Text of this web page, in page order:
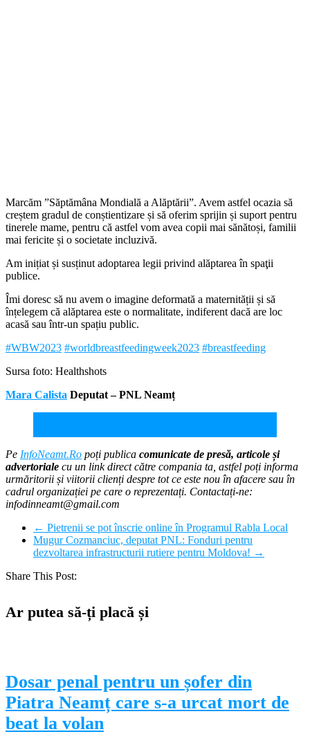
Marcăm ”Săptămâna Mondială a Alăptării”. Avem astfel ocazia să
creștem gradul de conștientizare și să oferim sprijin și suport pentru
tinerele mame, pentru că astfel vom avea copii mai sănătoși, familii
mai fericite și o societate incluzivă.
Am inițiat și susținut adoptarea legii privind alăptarea în spaţii
publice.
Îmi doresc să nu avem o imagine deformată a maternității și să
înțelegem că alăptarea este o normalitate, indiferent dacă are loc
acasă sau într-un spațiu public.
#WBW2023 #worldbreastfeedingweek2023 #breastfeeding
Sursa foto: Healthshots
Mara Calista Deputat – PNL Neamț
Pe InfoNeamt.Ro poți publica comunicate de presă, articole și
advertoriale cu un link direct către compania ta, astfel poți informa
urmăritorii și viitorii clienți despre tot ce este nou în afacere sau în
cadrul organizației pe care o reprezentați. Contactați-ne:
infodinneamt@gmail.com
← Pietrenii se pot înscrie online în Programul Rabla Local
Mugur Cozmanciuc, deputat PNL: Fonduri pentru
dezvoltarea infrastructurii rutiere pentru Moldova! →
Share This Post:
Ar putea să-ți placă și
Dosar penal pentru un șofer din
Piatra Neamț care s-a urcat mort de
beat la volan